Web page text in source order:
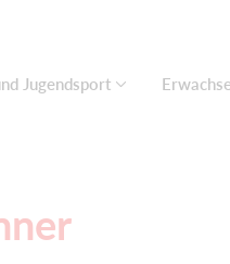
Jugendsport